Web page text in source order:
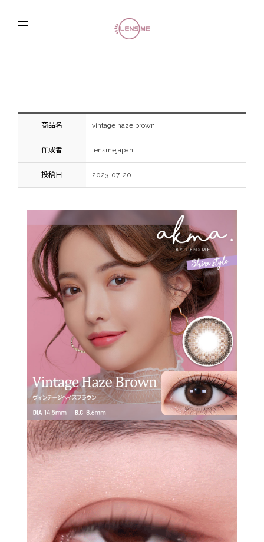
商品名 vintage haze brown
作成者 lensmejapan
投稿日 2023-07-20